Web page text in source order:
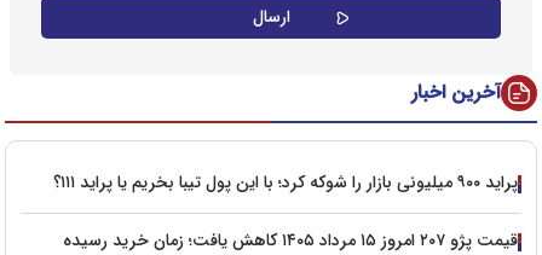
آخرین اخبار
پراید ۹۰۰ میلیونی بازار را شوکه کرد؛ با این پول تیبا بخریم یا پراید ۱۱۱؟
قیمت پژو ۲۰۷ امروز ۱۵ مرداد ۱۴۰۵ کاهش یافت؛ زمان خرید رسیده